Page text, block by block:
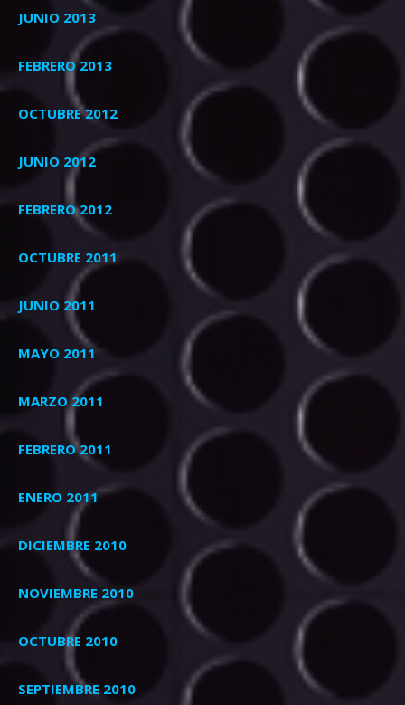
JUNIO 2013
FEBRERO 2013
OCTUBRE 2012
JUNIO 2012
FEBRERO 2012
OCTUBRE 2011
JUNIO 2011
MAYO 2011
MARZO 2011
FEBRERO 2011
ENERO 2011
DICIEMBRE 2010
NOVIEMBRE 2010
OCTUBRE 2010
SEPTIEMBRE 2010